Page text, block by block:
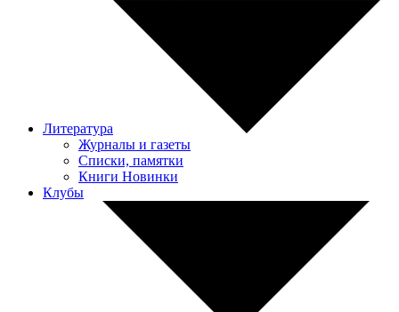
Литература
Журналы и газеты
Списки, памятки
Книги Новинки
Клубы